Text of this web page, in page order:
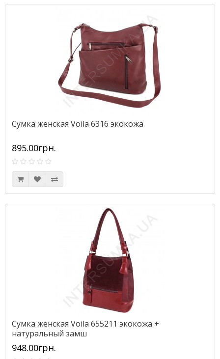
Сумка женская Voila 6316 экокожа
895.00грн.
Сумка женская Voila 655211 экокожа +
натуральный замш
948.00грн.